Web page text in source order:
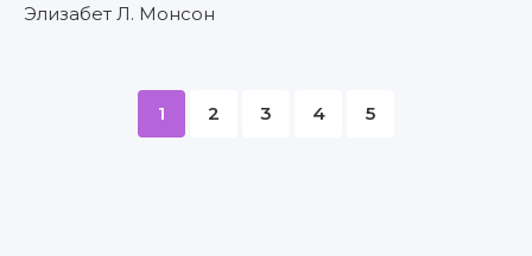
Элизабет Л. Монсон
1 2 3 4 5